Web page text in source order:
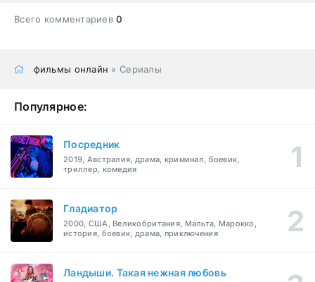
Всего комментариев0
фильмы онлайн » Сериалы
Популярное:
Посредник
2019, Австралия, драма, криминал, боевик,
триллер, комедия
Гладиатор
2000, США, Великобритания, Мальта, Марокко,
история, боевик, драма, приключения
Ландыши. Такая нежная любовь